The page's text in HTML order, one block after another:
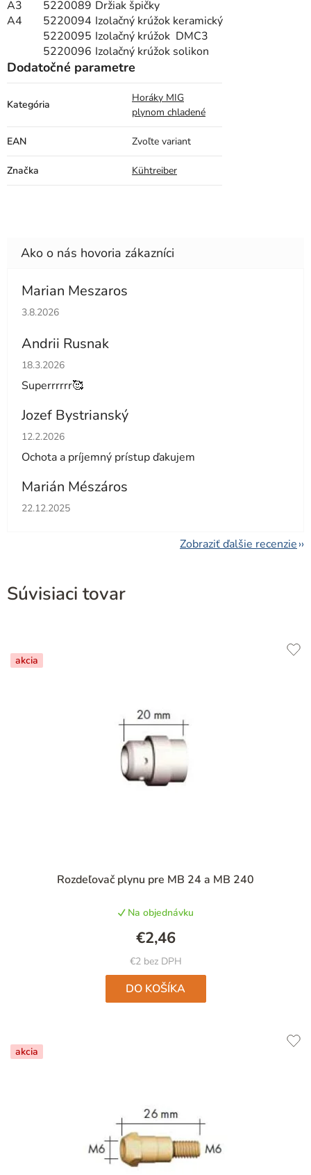
A3 5220089 Držiak špičky
A4
5220094 Izolačný krúžok keramický
5220095 Izolačný krúžok DMC3
5220096 Izolačný krúžok solikon
Dodatočné parametre
Kategória
Horáky MIG
plynom chladené
EAN Zvoľte variant
Značka Kühtreiber
Marian Meszaros
Hodnotenie obchodu je 5 z 5 hviezdičiek.
3.8.2026
Andrii Rusnak
Hodnotenie obchodu je 5 z 5 hviezdičiek.
18.3.2026
Superrrrrr🥰
Jozef Bystrianský
Hodnotenie obchodu je 5 z 5 hviezdičiek.
12.2.2026
Ochota a príjemný prístup ďakujem
Marián Mészáros
Hodnotenie obchodu je 5 z 5 hviezdičiek.
22.12.2025
Zobraziť ďalšie recenzie
Súvisiaci tovar
akcia
Rozdeľovač plynu pre MB 24 a MB 240
hodnotenie
je
5,0
z
5
hviezdičiek.
Na objednávku
€2 bez DPH
€2,46
DO KOŠÍKA
akcia